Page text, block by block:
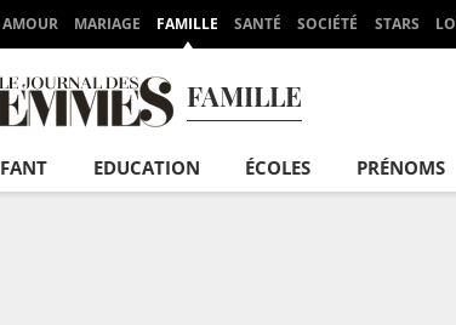
AMOUR MARIAGE FAMILLE SANTÉ SOCIÉTÉ STARS
FAMILLE
EDUCATION ÉCOLES PRÉNOMS